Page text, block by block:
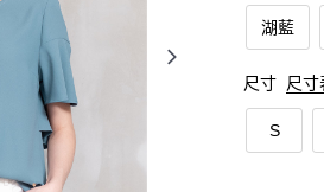
湖藍
尺寸 尺寸
S